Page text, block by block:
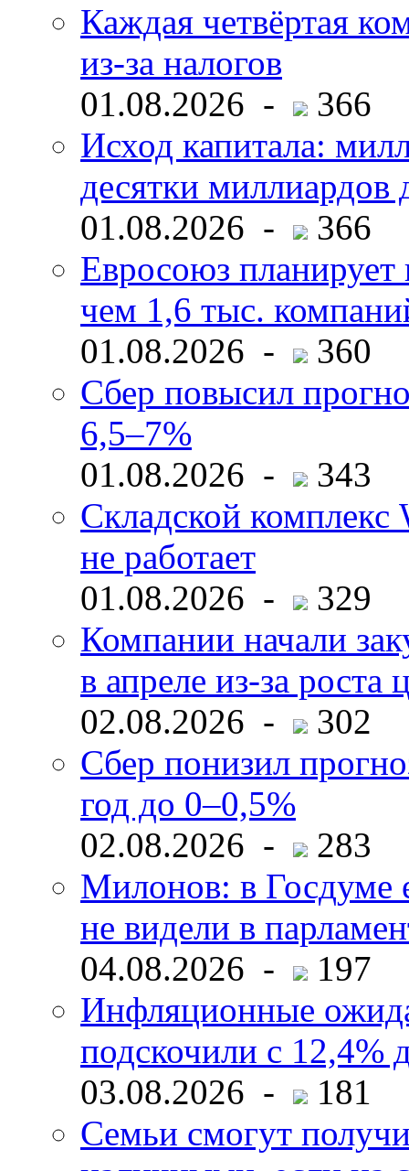
Каждая четвёртая
из-за налогов
01.08.2026 -
366
Исход капитала:
десятки миллиардов
01.08.2026 -
366
Евросоюз планирует
чем 1,6 тыс.
01.08.2026 -
360
Сбер повысил
6,5–7%
01.08.2026 -
343
Складской комплекс
не работает
01.08.2026 -
329
Компании начали
в апреле из-за роста
02.08.2026 -
302
Сбер понизил
год до 0–0,5%
02.08.2026 -
283
Милонов: в Госдуме
не видели в
04.08.2026 -
197
Инфляционные
подскочили с 12,4%
03.08.2026 -
181
Семьи смогут